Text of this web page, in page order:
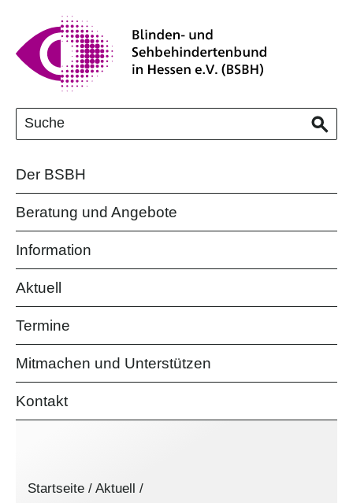
Der BSBH
Beratung und Angebote
Information
Aktuell
Termine
Mitmachen und Unterstützen
Kontakt
Startseite / Aktuell /